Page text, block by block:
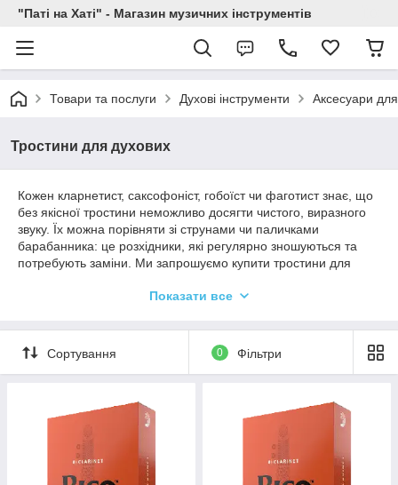
"Паті на Хаті" - Магазин музичних інструментів
Товари та послуги Духові інструменти Аксесуари для
Тростини для духових
Кожен кларнетист, саксофоніст, гобоїст чи фаготист знає, що
без якісної тростини неможливо досягти чистого, виразного
звуку. Їх можна порівняти зі струнами чи паличками
барабанника: це розхідники, які регулярно зношуються та
потребують заміни. Ми запрошуємо купити тростини для
виготовлені з різних матеріалів, таких як очерет, пластик і
заточуванням. Можна вибрати оптимальний варіант для
кожного музиканта залежно від рівня майстерності та
музичних уподобань.
Показати все
Сортування 0 Фільтри